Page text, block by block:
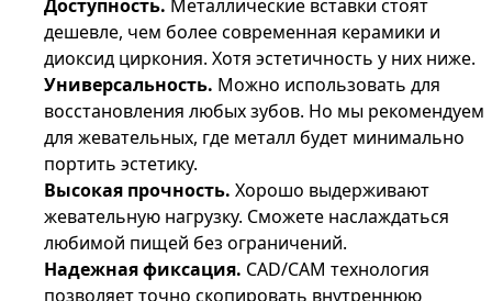
Доступность. Металлические вставки стоят
дешевле, чем более современная керамики и
диоксид циркония. Хотя эстетичность у них ниже.
Универсальность. Можно использовать для
восстановления любых зубов. Но мы рекомендуем
для жевательных, где металл будет минимально
портить эстетику.
Высокая прочность. Хорошо выдерживают
жевательную нагрузку. Сможете наслаждаться
любимой пищей без ограничений.
Надежная фиксация. CAD/CAM технология
позволяет точно скопировать внутреннюю